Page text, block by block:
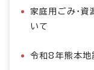
家庭用ごみ・
いて
令和8年熊本地